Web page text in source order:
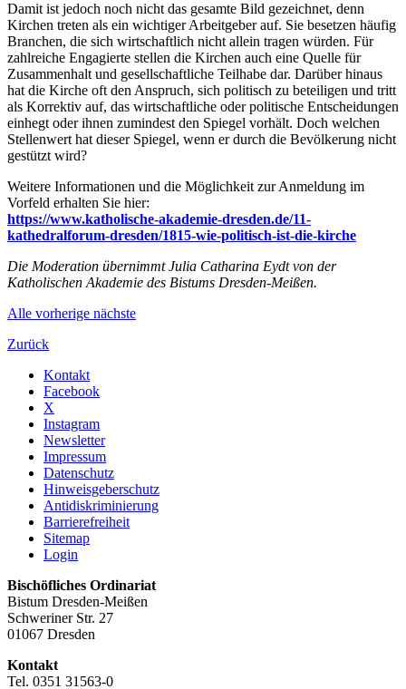
Damit ist jedoch noch nicht das gesamte Bild gezeichnet, denn
Kirchen treten als ein wichtiger Arbeitgeber auf. Sie besetzen häufig
Branchen, die sich wirtschaftlich nicht allein tragen würden. Für
zahlreiche Engagierte stellen die Kirchen auch eine Quelle für
Zusammenhalt und gesellschaftliche Teilhabe dar. Darüber hinaus
hat die Kirche oft den Anspruch, sich politisch zu beteiligen und tritt
als Korrektiv auf, das wirtschaftliche oder politische Entscheidungen
einhegt oder ihnen zumindest den Spiegel vorhält. Doch welchen
Stellenwert hat dieser Spiegel, wenn er durch die Bevölkerung nicht
gestützt wird?
Weitere Informationen und die Möglichkeit zur Anmeldung im
Vorfeld erhalten Sie hier:
https://www.katholische-akademie-dresden.de/11-
kathedralforum-dresden/1815-wie-politisch-ist-die-kirche
Die Moderation übernimmt Julia Catharina Eydt von der
Katholischen Akademie des Bistums Dresden-Meißen.
Alle vorherige nächste
Zurück
Kontakt
Facebook
X
Instagram
Newsletter
Impressum
Datenschutz
Hinweisgeberschutz
Antidiskriminierung
Barrierefreiheit
Sitemap
Login
Bischöfliches Ordinariat
Bistum Dresden-Meißen
Schweriner Str. 27
01067 Dresden
Kontakt
Tel. 0351 31563-0